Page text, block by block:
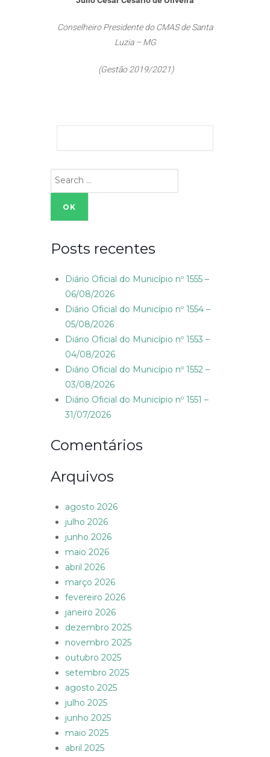
Conselheiro Presidente do CMAS de Santa
Luzia – MG
(Gestão 2019/2021)
Search
for:
Posts recentes
Diário Oficial do Município nº 1555 –
06/08/2026
Diário Oficial do Município nº 1554 –
05/08/2026
Diário Oficial do Município nº 1553 –
04/08/2026
Diário Oficial do Município nº 1552 –
03/08/2026
Diário Oficial do Município nº 1551 –
31/07/2026
Comentários
Arquivos
agosto 2026
julho 2026
junho 2026
maio 2026
abril 2026
março 2026
fevereiro 2026
janeiro 2026
dezembro 2025
novembro 2025
outubro 2025
setembro 2025
agosto 2025
julho 2025
junho 2025
maio 2025
abril 2025